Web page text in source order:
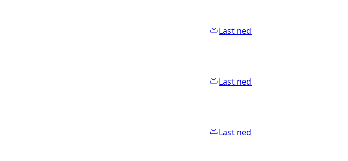
Last ned
Last ned
Last ned